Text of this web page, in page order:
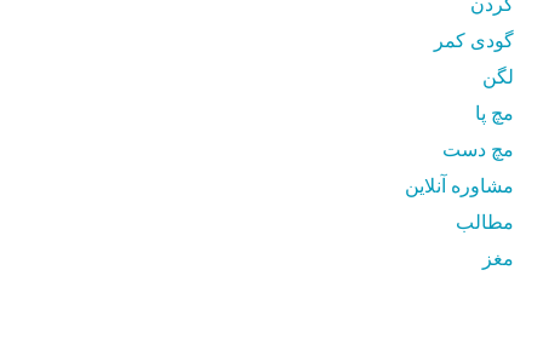
گردن
گودی کمر
لگن
مچ پا
مچ دست
مشاوره آنلاین
مطالب
مغز